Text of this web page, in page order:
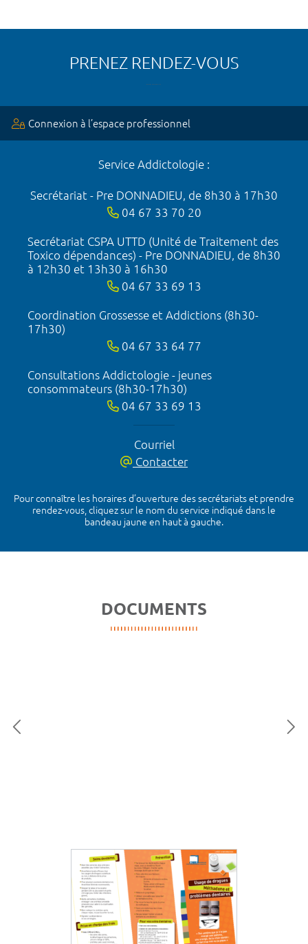
PRENEZ RENDEZ-VOUS
Connexion à l’espace professionnel
Service Addictologie :
Secrétariat - Pre DONNADIEU, de 8h30 à 17h30
04 67 33 70 20
Secrétariat CSPA UTTD (Unité de Traitement des
Toxico dépendances) - Pre DONNADIEU, de 8h30
à 12h30 et 13h30 à 16h30
04 67 33 69 13
Coordination Grossesse et Addictions (8h30-
17h30)
04 67 33 64 77
Consultations Addictologie - jeunes
consommateurs (8h30-17h30)
04 67 33 69 13
Courriel
Contacter
Pour connaître les horaires d’ouverture des secrétariats et prendre
rendez-vous, cliquez sur le nom du service indiqué dans le
bandeau jaune en haut à gauche.
DOCUMENTS